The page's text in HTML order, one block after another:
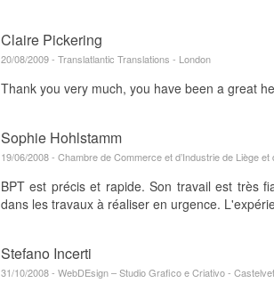
Claire Pickering
20/08/2009 - Translatlantic Translations - London
Thank you very much, you have been a great
Sophie Hohlstamm
19/06/2008 - Chambre de Commerce et d’Industrie de Liège
BPT est précis et rapide. Son travail est très
dans les travaux à réaliser en urgence.
Stefano Incerti
31/10/2008 - WebDEsign – Studio Grafico e Criativo -